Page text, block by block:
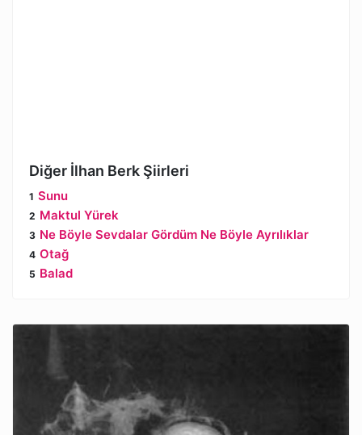
Diğer İlhan Berk Şiirleri
Sunu
Maktul Yürek
Ne Böyle Sevdalar Gördüm Ne Böyle Ayrılıklar
Otağ
Balad